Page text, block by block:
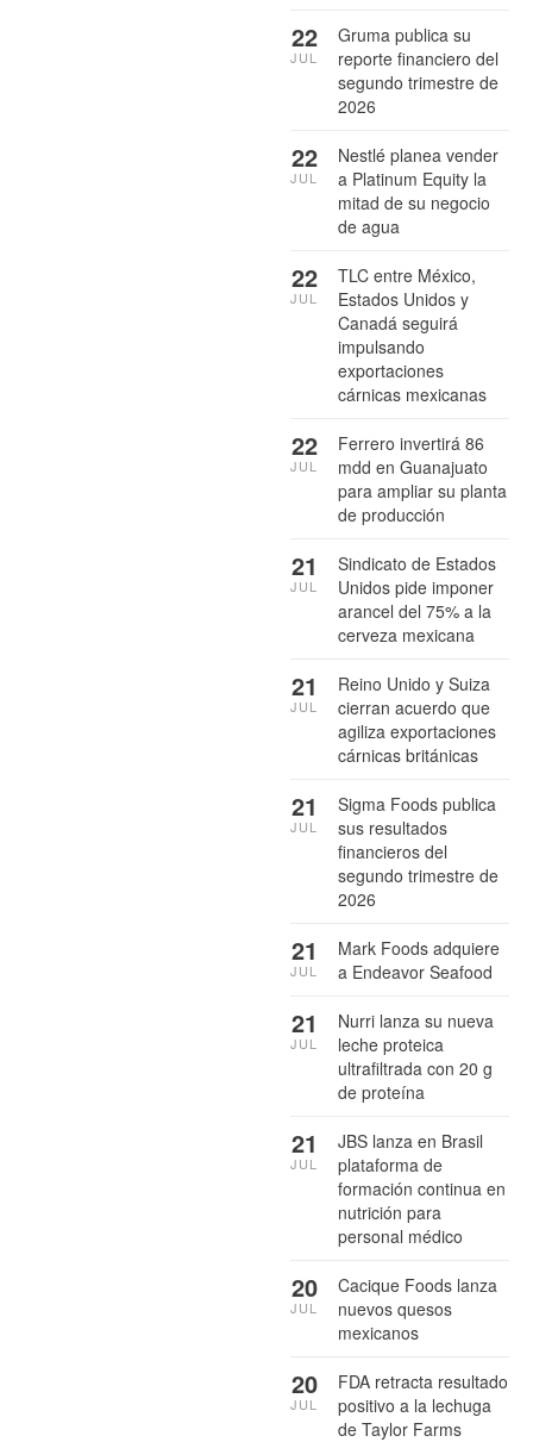
Gruma publica su
reporte financiero del
segundo trimestre de
2026
22
JUL
Nestlé planea vender
a Platinum Equity la
mitad de su negocio
de agua
22
JUL
TLC entre México,
Estados Unidos y
Canadá seguirá
impulsando
exportaciones
cárnicas mexicanas
22
JUL
Ferrero invertirá 86
mdd en Guanajuato
para ampliar su planta
de producción
22
JUL
Sindicato de Estados
Unidos pide imponer
arancel del 75% a la
cerveza mexicana
21
JUL
Reino Unido y Suiza
cierran acuerdo que
agiliza exportaciones
cárnicas británicas
21
JUL
Sigma Foods publica
sus resultados
financieros del
segundo trimestre de
2026
21
JUL
Mark Foods adquiere
a Endeavor Seafood
21
JUL
Nurri lanza su nueva
leche proteica
ultrafiltrada con 20 g
de proteína
21
JUL
JBS lanza en Brasil
plataforma de
formación continua en
nutrición para
personal médico
21
JUL
Cacique Foods lanza
nuevos quesos
mexicanos
20
JUL
FDA retracta resultado
positivo a la lechuga
de Taylor Farms
20
JUL